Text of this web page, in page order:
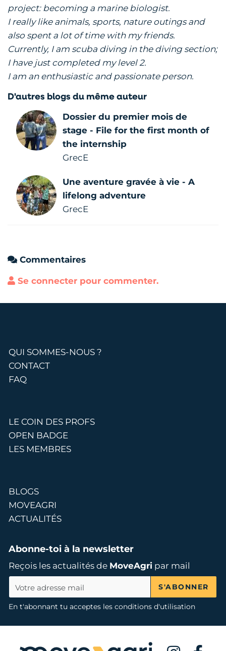
project: becoming a marine biologist.
I really like animals, sports, nature outings and
also spent a lot of time with my friends.
Currently, I am scuba diving in the diving section;
I have just completed my level 2.
I am an enthusiastic and passionate person.
D'autres blogs du même auteur
Dossier du premier mois de
stage - File for the first month of
the internship
GrecE
Une aventure gravée à vie - A
lifelong adventure
GrecE
Commentaires
Se connecter pour commenter.
QUI SOMMES-NOUS ?
CONTACT
FAQ
LE COIN DES PROFS
OPEN BADGE
LES MEMBRES
BLOGS
MOVEAGRI
ACTUALITÉS
Abonne-toi à la newsletter
Reçois les actualités de MoveAgripar mail
S'ABONNER
En t'abonnant tu acceptes les conditions d'utilisation